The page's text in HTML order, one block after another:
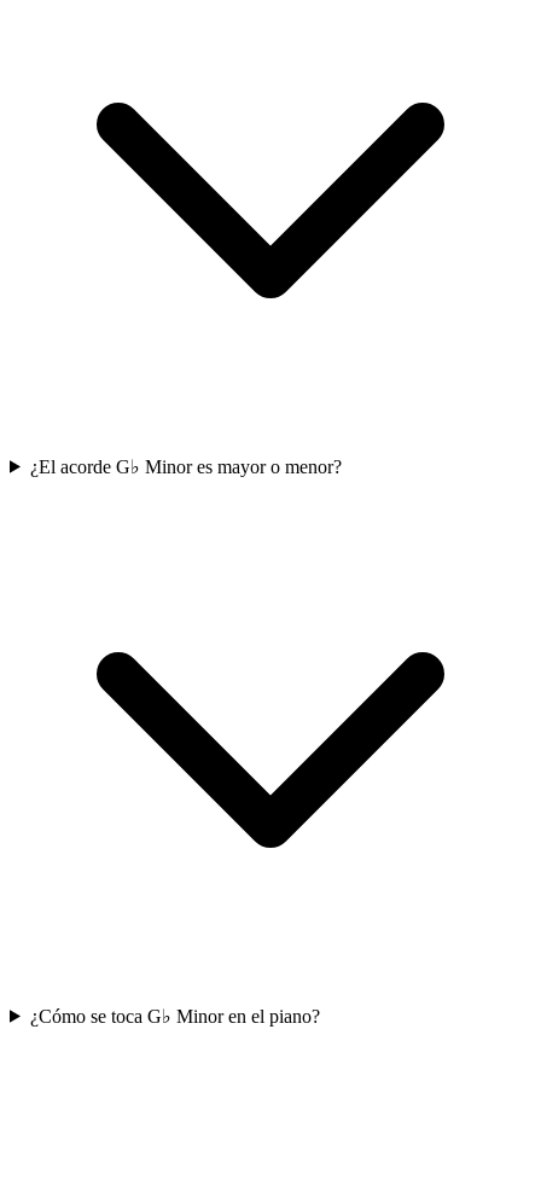
¿El acorde G♭ Minor es mayor o menor?
¿Cómo se toca G♭ Minor en el piano?